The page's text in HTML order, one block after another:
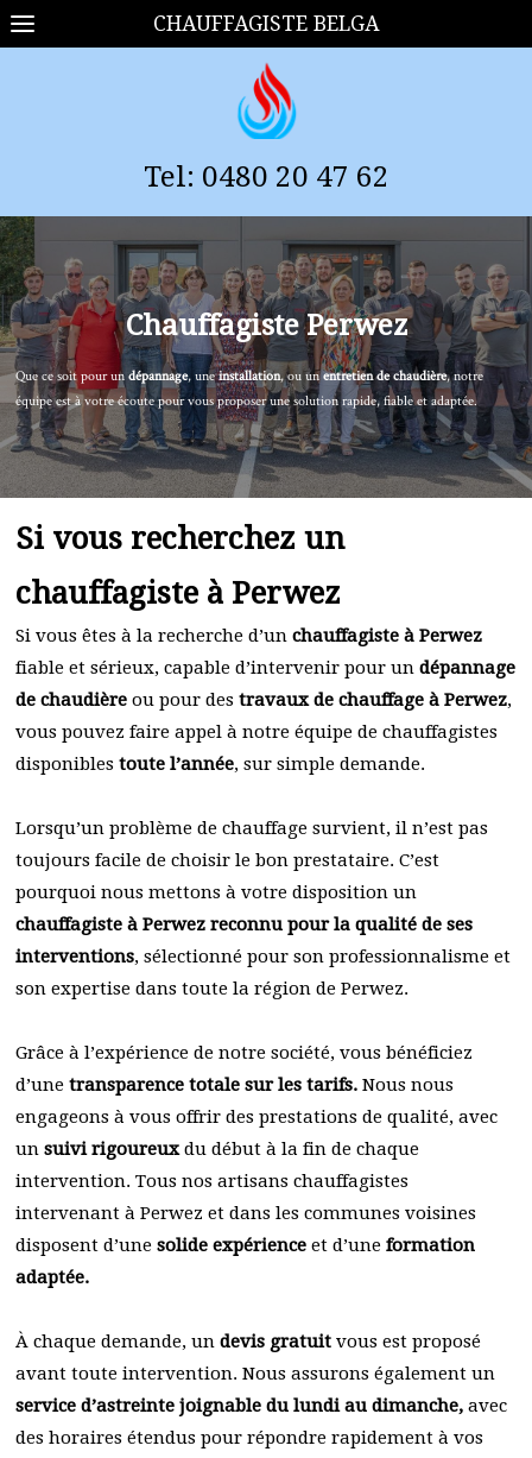
CHAUFFAGISTE BELGA
Tel: 0480 20 47 62
ChauffagistePerwez
Que ce soit pour un dépannage, uneinstallation, ou unentretien de chaudière, notre
équipe est à votre écoute pour vous proposer une solution rapide, fiable et adaptée.
Si vous recherchez un
chauffagiste à Perwez
Si vous êtes à la recherche d’un chauffagiste à Perwez
fiable et sérieux, capable d’intervenir pour un dépannage
de chaudière ou pour des travaux de chauffage à Perwez,
vous pouvez faire appel à notre équipe de chauffagistes
disponibles toute l’année, sur simple demande.
Lorsqu’un problème de chauffage survient, il n’est pas
toujours facile de choisir le bon prestataire. C’est
pourquoi nous mettons à votre disposition un
chauffagiste à Perwez reconnu pour la qualité de ses
interventions, sélectionné pour son professionnalisme et
son expertise dans toute la région de Perwez.
Grâce à l’expérience de notre société, vous bénéficiez
d’une transparence totale sur les tarifs. Nous nous
engageons à vous offrir des prestations de qualité, avec
un suivi rigoureuxdu début à la fin de chaque
intervention. Tous nos artisans chauffagistes
intervenant à Perwez et dans les communes voisines
disposent d’une solide expérience et d’une formation
adaptée.
À chaque demande, un devis gratuit vous est proposé
avant toute intervention. Nous assurons également un
service d’astreinte joignable du lundi au dimanche, avec
des horaires étendus pour répondre rapidement à vos